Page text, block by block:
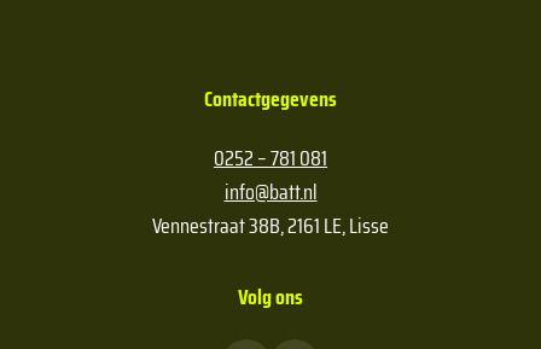
Contactgegevens
0252 – 781 081
info@batt.nl
Vennestraat 38B, 2161 LE, Lisse
Volg ons